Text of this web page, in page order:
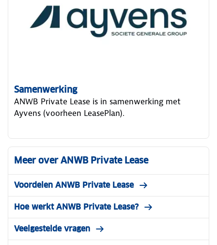
Samenwerking
ANWB Private Lease is in samenwerking met
Ayvens (voorheen LeasePlan).
Meer over ANWB Private Lease
Voordelen ANWB Private Lease
Hoe werkt ANWB Private Lease?
Veelgestelde vragen